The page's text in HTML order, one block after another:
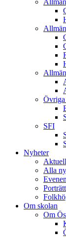
SFI
Nyheter
Alla
Porträtt
Om skolan
Om